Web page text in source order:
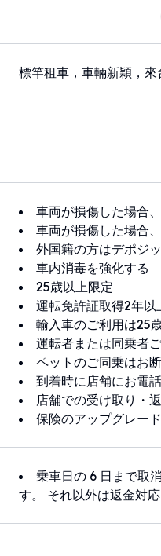
標竿租車，車輛新穎，
車両が損傷した場合
車両が損傷した場合
外国籍の方はデポジ
車内消毒を強化する
25歳以上限定
運転免許証取得2年以
輸入車のご利用は25
運転者または同乗者
ペットのご同乗はお
到着時に店舗にお電
店舗での受け取り・
保険のアップグレー
乗車日の 6 日まで取
す。 それ以外は返金対応